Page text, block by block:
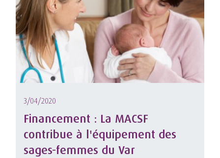
3/04/2020
Financement : La MACSF
contribue à l'équipement des
sages-femmes du Var